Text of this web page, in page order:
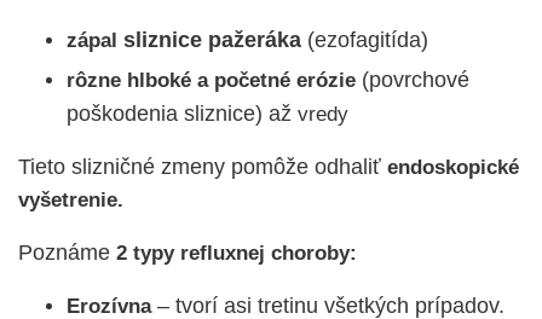
zápal sliznice pažeráka (ezofagitída)
rôzne hlboké a početné erózie (povrchové
poškodenia sliznice) až vredy
Tieto slizničné zmeny pomôže odhaliť endoskopické
vyšetrenie.
Poznáme 2 typy refluxnej choroby:
Erozívna– tvorí asi tretinu všetkých prípadov.